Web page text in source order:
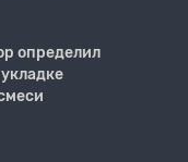
определил